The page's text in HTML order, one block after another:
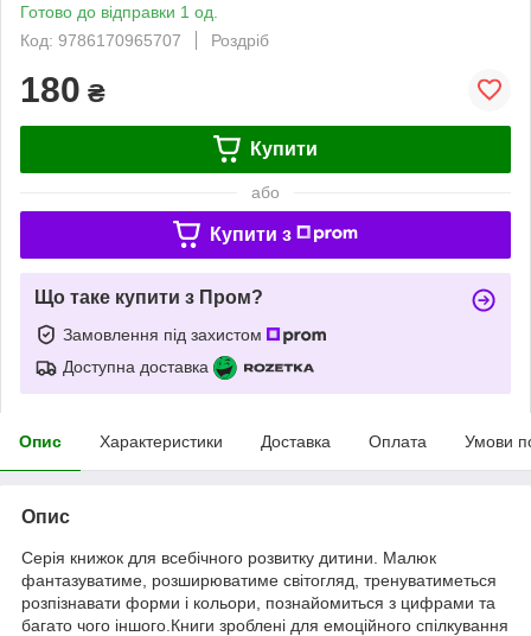
Готово до відправки 1 од.
Код: 9786170965707
Роздріб
180 ₴
Купити
або
Купити з
Що таке купити з Пром?
Замовлення під захистом
Доступна доставка
Опис Характеристики Доставка Оплата Умови
Опис
Серія книжок для всебічного розвитку дитини. Малюк
фантазуватиме, розширюватиме світогляд, тренуватиметься
розпізнавати форми і кольори, познайомиться з цифрами та
багато чого іншого.Книги зроблені для емоційного спілкування